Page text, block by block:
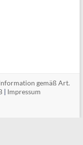
gemäß Art.
| Impressum